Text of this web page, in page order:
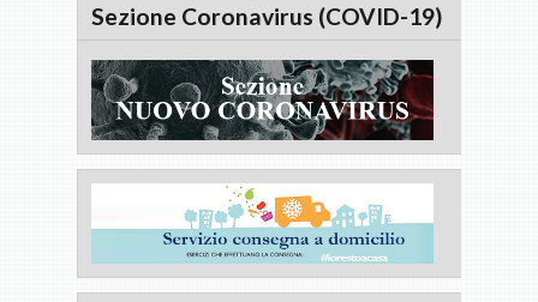
Sezione Coronavirus (COVID-19)